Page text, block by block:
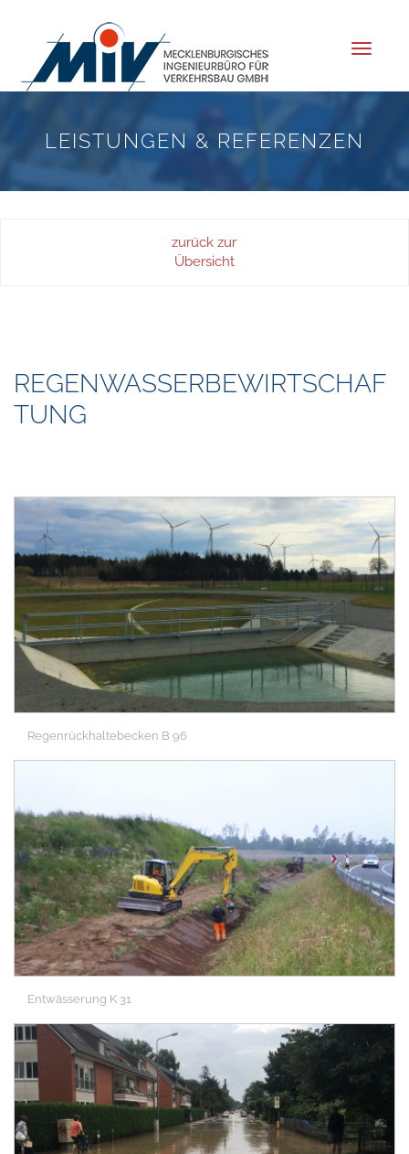
Toggle
LEISTUNGEN & REFERENZEN
zurück zur
Übersicht
REGENWASSERBEWIRTSCHAF
TUNG
Regenrückhaltebecken B 96
Entwässerung K 31